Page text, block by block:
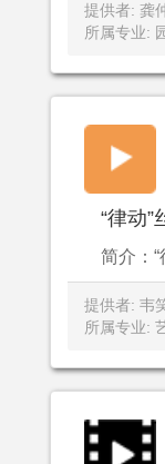
提供者: 龚
所属专业:
“律动
简介：
提供者: 韦
所属专业: